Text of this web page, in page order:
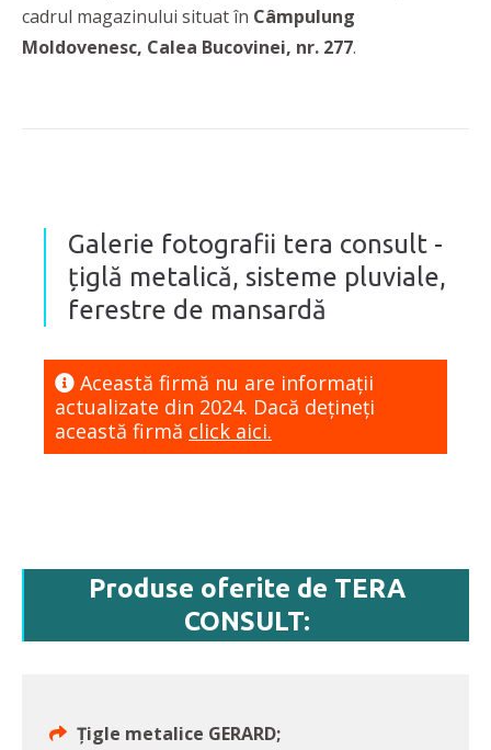
cadrul magazinului situat în Câmpulung
Moldovenesc, Calea Bucovinei, nr. 277.
Galerie fotografii tera consult -
țiglă metalică, sisteme pluviale,
ferestre de mansardă
Această firmă nu are informaţii
actualizate din 2024. Dacă dețineți
această firmă click aici.
Produse oferite de TERA
CONSULT:
Țigle metalice GERARD;